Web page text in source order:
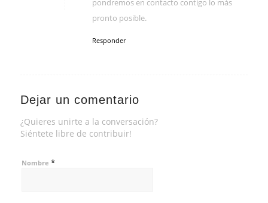
pondremos en contacto contigo lo más
pronto posible.
Responder
Dejar un comentario
¿Quieres unirte a la conversación?
Siéntete libre de contribuir!
Nombre *